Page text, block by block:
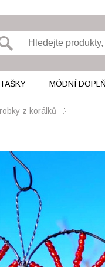
MÓDNÍ
z korálků